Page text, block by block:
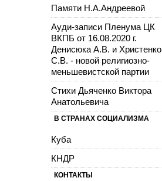
Памяти Н.А.Андреевой
Ауди-записи Пленума ЦК
ВКПБ от 16.08.2020 г.
Денисюка А.В. и Христенко
С.В. - новой религиозно-
меньшевистской партии
Стихи Дьяченко Виктора
Анатольевича
В СТРАНАХ СОЦИАЛИЗМА
Куба
КНДР
КОНТАКТЫ